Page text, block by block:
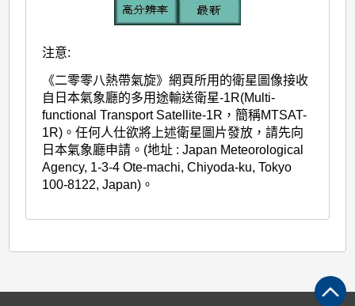
注意:
《二零零八熱帶氣旋》網頁所用的衛星圖像接收
自日本氣象廳的多用途輸送衛星-1R(Multi-
functional Transport Satellite-1R，簡稱MTSAT-
1R)。任何人仕欲將上述衛星圖片發放，請先向
日本氣象廳申請。(地址 : Japan Meteorological
Agency, 1-3-4 Ote-machi, Chiyoda-ku, Tokyo
100-8122, Japan)。